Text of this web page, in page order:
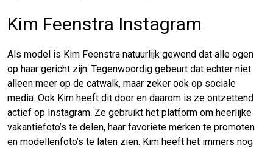
Kim Feenstra Instagram
Als model is Kim Feenstra natuurlijk gewend dat alle ogen
op haar gericht zijn. Tegenwoordig gebeurt dat echter niet
alleen meer op de catwalk, maar zeker ook op sociale
media. Ook Kim heeft dit door en daarom is ze ontzettend
actief op Instagram. Ze gebruikt het platform om heerlijke
vakantiefoto’s te delen, haar favoriete merken te promoten
en modellenfoto’s te laten zien. Kim heeft het immers nog